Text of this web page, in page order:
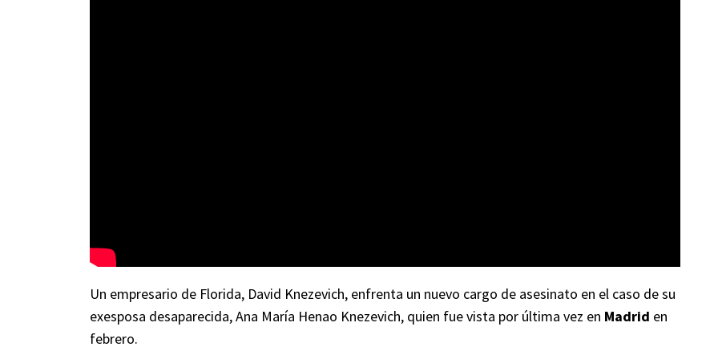
Un empresario de Florida, David Knezevich, enfrenta un nuevo cargo de asesinato en el caso de su
exesposa desaparecida, Ana María Henao Knezevich, quien fue vista por última vez en Madrid en
febrero.